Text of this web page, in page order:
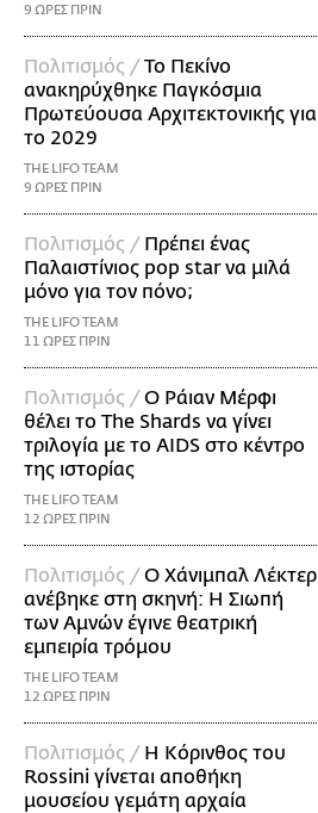
9 ΩΡΕΣ ΠΡΙΝ
Πολιτισμός /Το Πεκίνο
ανακηρύχθηκε Παγκόσμια
Πρωτεύουσα Αρχιτεκτονικής για
το 2029
THE LIFO TEAM
9 ΩΡΕΣ ΠΡΙΝ
Πολιτισμός / Πρέπει ένας
Παλαιστίνιος pop star να μιλά
μόνο για τον πόνο;
THE LIFO TEAM
11 ΩΡΕΣ ΠΡΙΝ
Πολιτισμός /Ο Ράιαν Μέρφι
θέλει το The Shards να γίνει
τριλογία με το AIDS στο κέντρο
της ιστορίας
THE LIFO TEAM
12 ΩΡΕΣ ΠΡΙΝ
Πολιτισμός /Ο Χάνιμπαλ Λέκτερ
ανέβηκε στη σκηνή: Η Σιωπή
των Αμνών έγινε θεατρική
εμπειρία τρόμου
THE LIFO TEAM
12 ΩΡΕΣ ΠΡΙΝ
Πολιτισμός / Η Κόρινθος του
Rossini γίνεται αποθήκη
μουσείου γεμάτη αρχαία